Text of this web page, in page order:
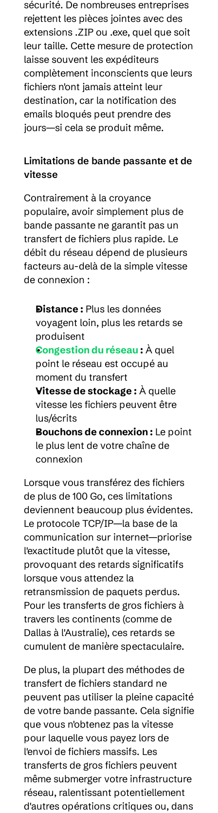
sécurité. De nombreuses entreprises
rejettent les pièces jointes avec des
extensions .ZIP ou .exe, quel que soit
leur taille. Cette mesure de protection
laisse souvent les expéditeurs
complètement inconscients que leurs
fichiers n'ont jamais atteint leur
destination, car la notification des
emails bloqués peut prendre des
jours—si cela se produit même.
Limitations de bande passante et de
vitesse
Contrairement à la croyance
populaire, avoir simplement plus de
bande passante ne garantit pas un
transfert de fichiers plus rapide. Le
débit du réseau dépend de plusieurs
facteurs au-delà de la simple vitesse
de connexion :
Distance : Plus les données
voyagent loin, plus les retards se
produisent
Congestion du réseau : À quel
point le réseau est occupé au
moment du transfert
Vitesse de stockage : À quelle
vitesse les fichiers peuvent être
lus/écrits
Bouchons de connexion : Le point
le plus lent de votre chaîne de
connexion
Lorsque vous transférez des fichiers
de plus de 100 Go, ces limitations
deviennent beaucoup plus évidentes.
Le protocole TCP/IP—la base de la
communication sur internet—priorise
l'exactitude plutôt que la vitesse,
provoquant des retards significatifs
lorsque vous attendez la
retransmission de paquets perdus.
Pour les transferts de gros fichiers à
travers les continents (comme de
Dallas à l'Australie), ces retards se
cumulent de manière spectaculaire.
De plus, la plupart des méthodes de
transfert de fichiers standard ne
peuvent pas utiliser la pleine capacité
de votre bande passante. Cela signifie
que vous n'obtenez pas la vitesse
pour laquelle vous payez lors de
l'envoi de fichiers massifs. Les
transferts de gros fichiers peuvent
même submerger votre infrastructure
réseau, ralentissant potentiellement
d'autres opérations critiques ou, dans